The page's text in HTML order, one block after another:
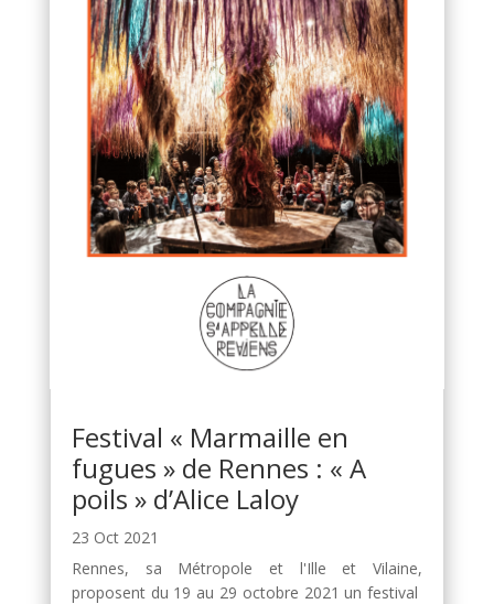
Festival « Marmaille en
fugues » de Rennes : « A
poils » d’Alice Laloy
23 Oct 2021
Rennes, sa Métropole et l'Ille et Vilaine,
proposent du 19 au 29 octobre 2021 un festival